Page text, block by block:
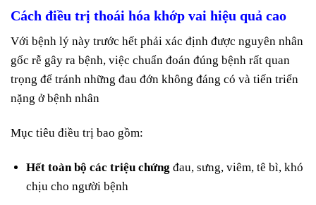
Cách điều trị thoái hóa khớp vai hiệu quả cao
Với bệnh lý này trước hết phải xác định được nguyên nhân
gốc rễ gây ra bệnh, việc chuẩn đoán đúng bệnh rất quan
trọng để tránh những đau đớn không đáng có và tiến triển
nặng ở bệnh nhân
Mục tiêu điều trị bao gồm:
Hết toàn bộ các triệu chứng đau, sưng, viêm, tê bì, khó
chịu cho người bệnh